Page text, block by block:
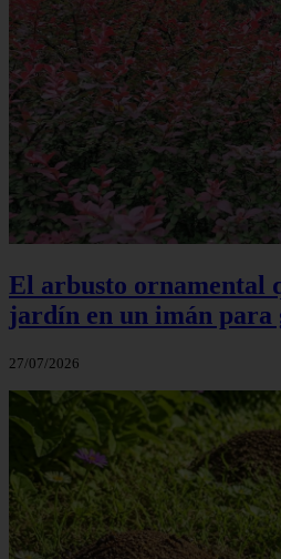
El arbusto ornamental
jardín en un imán para
27/07/2026